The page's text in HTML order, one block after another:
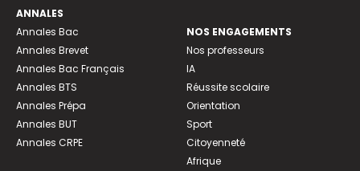
ANNALES
Annales Bac
Annales Brevet
Annales Bac Français
Annales BTS
Annales Prépa
Annales BUT
Annales CRPE
NOS ENGAGEMENTS
Nos professeurs
IA
Réussite scolaire
Orientation
Sport
Citoyenneté
Afrique